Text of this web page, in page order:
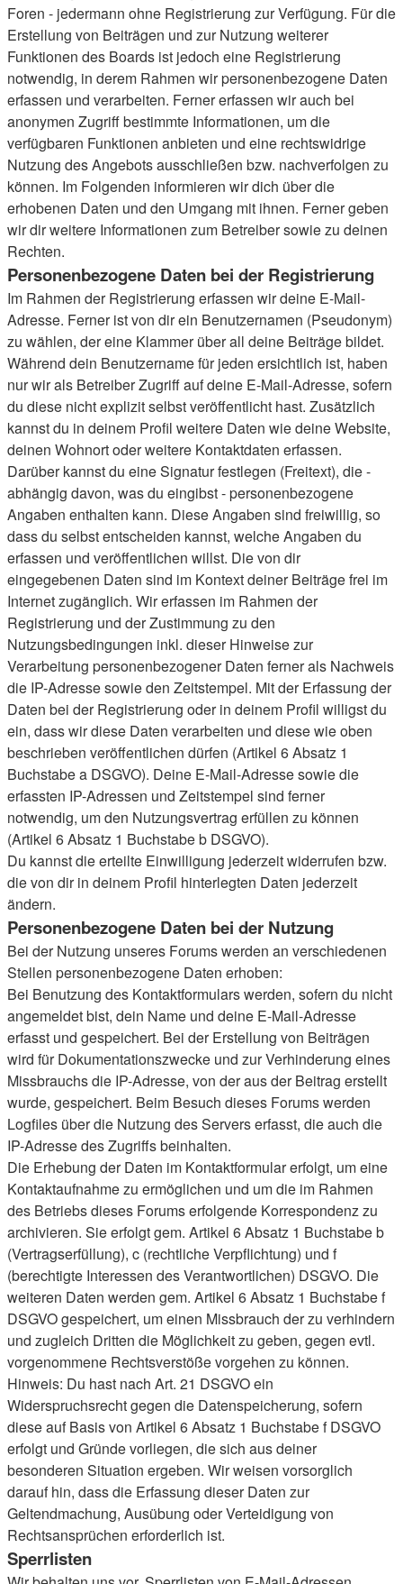
Foren - jedermann ohne Registrierung zur Verfügung. Für die
Erstellung von Beiträgen und zur Nutzung weiterer
Funktionen des Boards ist jedoch eine Registrierung
notwendig, in derem Rahmen wir personenbezogene Daten
erfassen und verarbeiten. Ferner erfassen wir auch bei
anonymen Zugriff bestimmte Informationen, um die
verfügbaren Funktionen anbieten und eine rechtswidrige
Nutzung des Angebots ausschließen bzw. nachverfolgen zu
können. Im Folgenden informieren wir dich über die
erhobenen Daten und den Umgang mit ihnen. Ferner geben
wir dir weitere Informationen zum Betreiber sowie zu deinen
Rechten.
Personenbezogene Daten bei der Registrierung
Im Rahmen der Registrierung erfassen wir deine E-Mail-
Adresse. Ferner ist von dir ein Benutzernamen (Pseudonym)
zu wählen, der eine Klammer über all deine Beiträge bildet.
Während dein Benutzername für jeden ersichtlich ist, haben
nur wir als Betreiber Zugriff auf deine E-Mail-Adresse, sofern
du diese nicht explizit selbst veröffentlicht hast. Zusätzlich
kannst du in deinem Profil weitere Daten wie deine Website,
deinen Wohnort oder weitere Kontaktdaten erfassen.
Darüber kannst du eine Signatur festlegen (Freitext), die -
abhängig davon, was du eingibst - personenbezogene
Angaben enthalten kann. Diese Angaben sind freiwillig, so
dass du selbst entscheiden kannst, welche Angaben du
erfassen und veröffentlichen willst. Die von dir
eingegebenen Daten sind im Kontext deiner Beiträge frei im
Internet zugänglich. Wir erfassen im Rahmen der
Registrierung und der Zustimmung zu den
Nutzungsbedingungen inkl. dieser Hinweise zur
Verarbeitung personenbezogener Daten ferner als Nachweis
die IP-Adresse sowie den Zeitstempel. Mit der Erfassung der
Daten bei der Registrierung oder in deinem Profil willigst du
ein, dass wir diese Daten verarbeiten und diese wie oben
beschrieben veröffentlichen dürfen (Artikel 6 Absatz 1
Buchstabe a DSGVO). Deine E-Mail-Adresse sowie die
erfassten IP-Adressen und Zeitstempel sind ferner
notwendig, um den Nutzungsvertrag erfüllen zu können
(Artikel 6 Absatz 1 Buchstabe b DSGVO).
Du kannst die erteilte Einwilligung jederzeit widerrufen bzw.
die von dir in deinem Profil hinterlegten Daten jederzeit
ändern.
Personenbezogene Daten bei der Nutzung
Bei der Nutzung unseres Forums werden an verschiedenen
Stellen personenbezogene Daten erhoben:
Bei Benutzung des Kontaktformulars werden, sofern du nicht
angemeldet bist, dein Name und deine E-Mail-Adresse
erfasst und gespeichert. Bei der Erstellung von Beiträgen
wird für Dokumentationszwecke und zur Verhinderung eines
Missbrauchs die IP-Adresse, von der aus der Beitrag erstellt
wurde, gespeichert. Beim Besuch dieses Forums werden
Logfiles über die Nutzung des Servers erfasst, die auch die
IP-Adresse des Zugriffs beinhalten.
Die Erhebung der Daten im Kontaktformular erfolgt, um eine
Kontaktaufnahme zu ermöglichen und um die im Rahmen
des Betriebs dieses Forums erfolgende Korrespondenz zu
archivieren. Sie erfolgt gem. Artikel 6 Absatz 1 Buchstabe b
(Vertragserfüllung), c (rechtliche Verpflichtung) und f
(berechtigte Interessen des Verantwortlichen) DSGVO. Die
weiteren Daten werden gem. Artikel 6 Absatz 1 Buchstabe f
DSGVO gespeichert, um einen Missbrauch der zu verhindern
und zugleich Dritten die Möglichkeit zu geben, gegen evtl.
vorgenommene Rechtsverstöße vorgehen zu können.
Hinweis: Du hast nach Art. 21 DSGVO ein
Widerspruchsrecht gegen die Datenspeicherung, sofern
diese auf Basis von Artikel 6 Absatz 1 Buchstabe f DSGVO
erfolgt und Gründe vorliegen, die sich aus deiner
besonderen Situation ergeben. Wir weisen vorsorglich
darauf hin, dass die Erfassung dieser Daten zur
Geltendmachung, Ausübung oder Verteidigung von
Rechtsansprüchen erforderlich ist.
Sperrlisten